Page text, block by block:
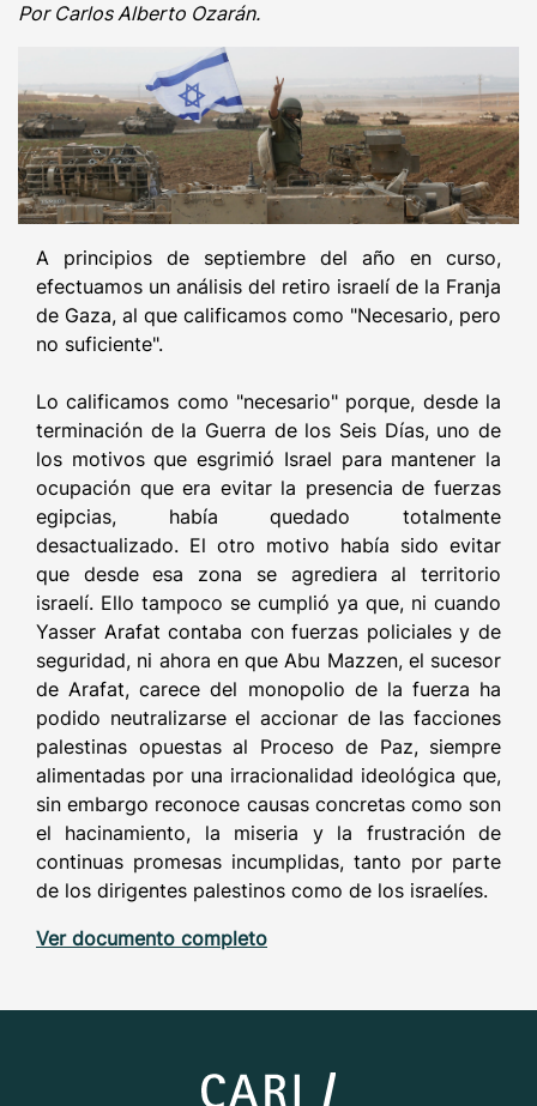
Por Carlos Alberto Ozarán.
A principios de septiembre del año en curso,
efectuamos un análisis del retiro israelí de la Franja
de Gaza, al que calificamos como "Necesario, pero
no suficiente".
Lo calificamos como "necesario" porque, desde la
terminación de la Guerra de los Seis Días, uno de
los motivos que esgrimió Israel para mantener la
ocupación que era evitar la presencia de fuerzas
egipcias, había quedado totalmente
desactualizado. El otro motivo había sido evitar
que desde esa zona se agrediera al territorio
israelí. Ello tampoco se cumplió ya que, ni cuando
Yasser Arafat contaba con fuerzas policiales y de
seguridad, ni ahora en que Abu Mazzen, el sucesor
de Arafat, carece del monopolio de la fuerza ha
podido neutralizarse el accionar de las facciones
palestinas opuestas al Proceso de Paz, siempre
alimentadas por una irracionalidad ideológica que,
sin embargo reconoce causas concretas como son
el hacinamiento, la miseria y la frustración de
continuas promesas incumplidas, tanto por parte
de los dirigentes palestinos como de los israelíes.
Ver documento completo